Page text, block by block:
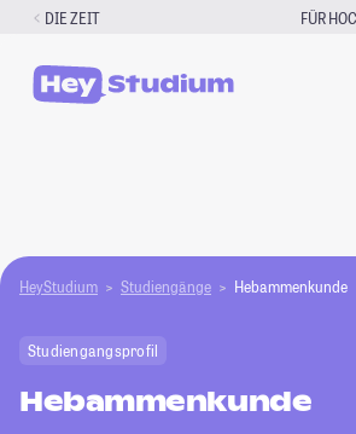
Zum
springen
DIE ZEIT FÜR
HeyStudium Studiengänge Hebammenkunde
Studiengangsprofil
Hebammenkunde